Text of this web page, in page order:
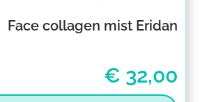
Face collagen mist Eridan
€ 32,00